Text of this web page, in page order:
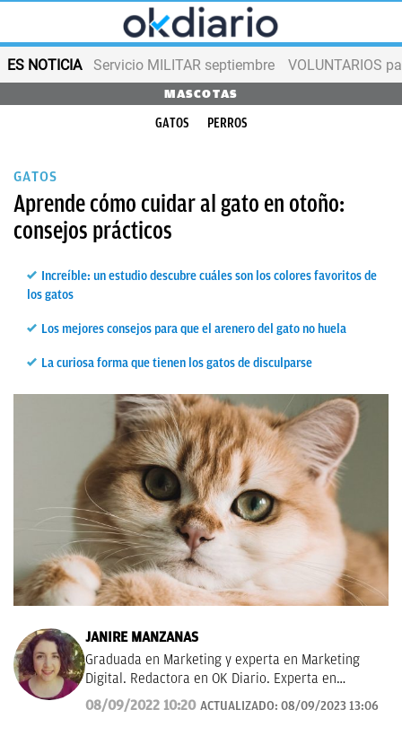
ES NOTICIA Servicio MILITAR septiembre VOLUNTARIOS
MASCOTAS
GATOS PERROS
GATOS
Aprende cómo cuidar al gato en otoño:
consejos prácticos
Increíble: un estudio descubre cuáles son los colores favoritos de
los gatos
Los mejores consejos para que el arenero del gato no huela
La curiosa forma que tienen los gatos de disculparse
JANIRE MANZANAS
Graduada en Marketing y experta en Marketing
Digital. Redactora en OK Diario. Experta en
curiosidades, mascotas, consumo y Lotería de
Navidad.
08/09/2022 10:20 ACTUALIZADO: 08/09/2023 13:06